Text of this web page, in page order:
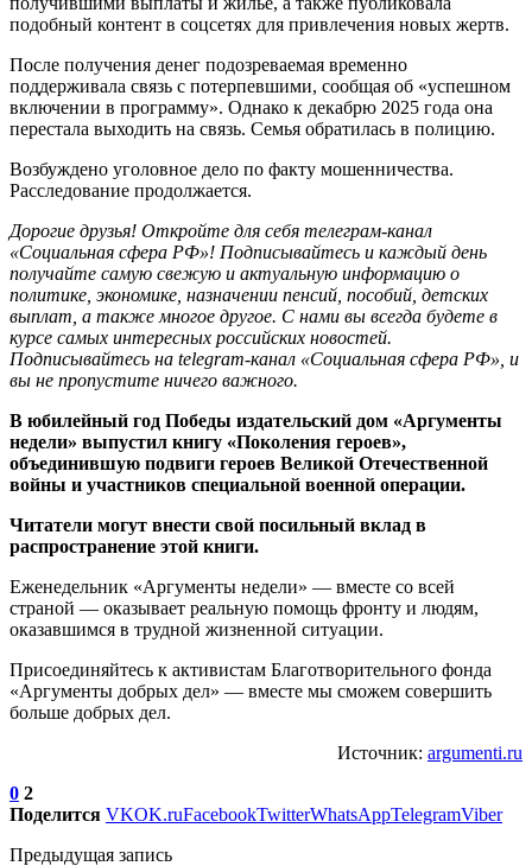
подобный контент в соцсетях для привлечения новых жертв.
После получения денег подозреваемая временно
поддерживала связь с потерпевшими, сообщая об «успешном
включении в программу». Однако к декабрю 2025 года она
перестала выходить на связь. Семья обратилась в полицию.
Возбуждено уголовное дело по факту мошенничества.
Расследование продолжается.
Дорогие друзья! Откройте для себя телеграм-канал
«Социальная сфера РФ»! Подписывайтесь и каждый день
получайте самую свежую и актуальную информацию о
политике, экономике, назначении пенсий, пособий, детских
выплат, а также многое другое. С нами вы всегда будете в
курсе самых интересных российских новостей.
Подписывайтесь на telegram-канал «Социальная сфера РФ», и
вы не пропустите ничего важного.
В юбилейный год Победы издательский дом «Аргументы
недели» выпустил книгу «Поколения героев»,
объединившую подвиги героев Великой Отечественной
войны и участников специальной военной операции.
Читатели могут внести свой посильный вклад в
распространение этой книги.
Еженедельник «Аргументы недели» — вместе со всей
страной — оказывает реальную помощь фронту и людям,
оказавшимся в трудной жизненной ситуации.
Присоединяйтесь к активистам Благотворительного фонда
«Аргументы добрых дел» — вместе мы сможем совершить
больше добрых дел.
Источник: argumenti.ru
0 2
Поделится VKOK.ruFacebookTwitterWhatsAppTelegramViber
Предыдущая запись